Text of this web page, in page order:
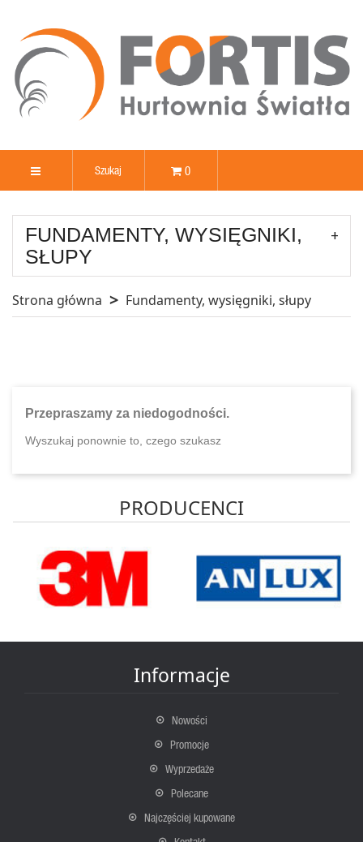
0
FUNDAMENTY, WYSIĘGNIKI,
SŁUPY
Strona główna Fundamenty, wysięgniki, słupy
Przepraszamy za niedogodności.
Wyszukaj ponownie to, czego szukasz
PRODUCENCI
Informacje
Nowości
Promocje
Wyprzedaże
Polecane
Najczęściej kupowane